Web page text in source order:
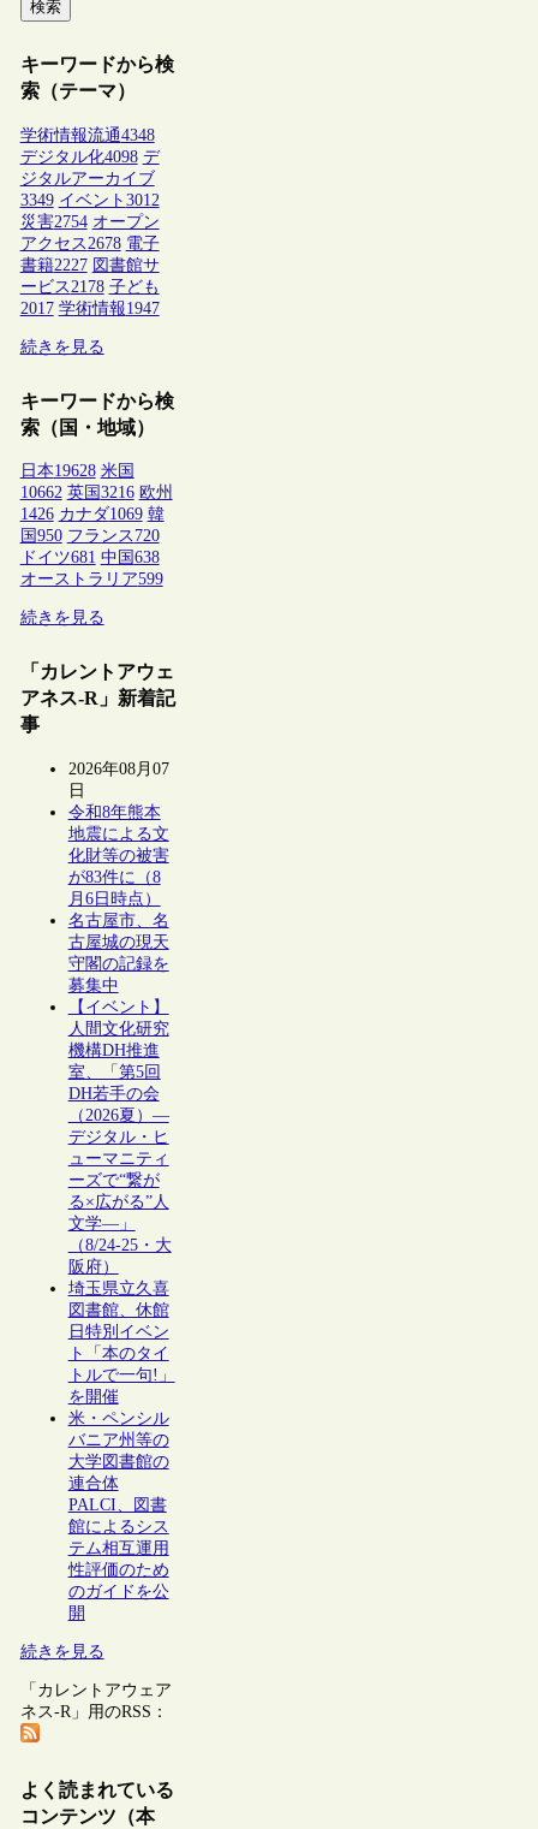
検索
キーワードから検
索（テーマ）
学術情報流通4348
デジタル化4098 デ
ジタルアーカイブ
3349 イベント 3012
災害2754 オープン
アクセス 2678 電子
書籍2227 図書館サ
ービス 2178 子ども
2017 学術情報1947
続きを見る
キーワードから検
索（国・地域）
日本19628 米国
10662 英国 3216 欧州
1426 カナダ1069 韓
国 950 フランス 720
ドイツ681 中国 638
オーストラリア599
続きを見る
「カレントアウェ
アネス-R」新着記
事
2026年08月07
日
令和8年熊本
地震による文
化財等の被害
が83件に（8
月6日時点）
名古屋市、名
古屋城の現天
守閣の記録を
募集中
【イベント】
人間文化研究
機構DH推進
室、「第5回
DH若手の会
（2026夏）―
デジタル・ヒ
ューマニティ
ーズで“繋が
る×広がる”人
文学―」
（8/24-25・大
阪府）
埼玉県立久喜
図書館、休館
日特別イベン
ト「本のタイ
トルで一句!」
を開催
米・ペンシル
バニア州等の
大学図書館の
連合体
PALCI、図書
館によるシス
テム相互運用
性評価のため
のガイドを公
開
続きを見る
「カレントアウェア
ネス-R」用のRSS：
よく読まれている
コンテンツ（本